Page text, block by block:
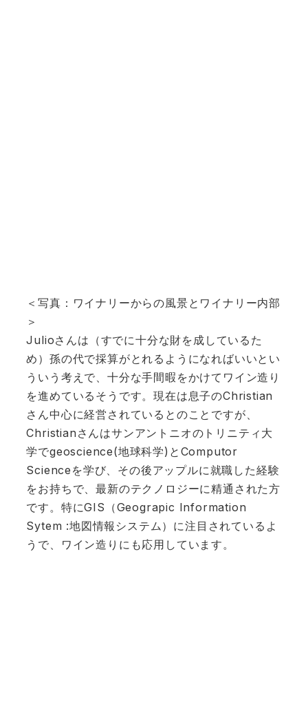
＜写真：ワイナリーからの風景とワイナリー内部
＞
Julioさんは（すでに十分な財を成しているた
め）孫の代で採算がとれるようになればいいとい
ういう考えで、十分な手間暇をかけてワイン造り
を進めているそうです。現在は息子のChristian
さん中心に経営されているとのことですが、
Christianさんはサンアントニオのトリニティ大
学でgeoscience(地球科学)とComputor
Scienceを学び、その後アップルに就職した経験
をお持ちで、最新のテクノロジーに精通された方
です。特にGIS（Geograpic Information
Sytem :地図情報システム）に注目されているよ
うで、ワイン造りにも応用しています。